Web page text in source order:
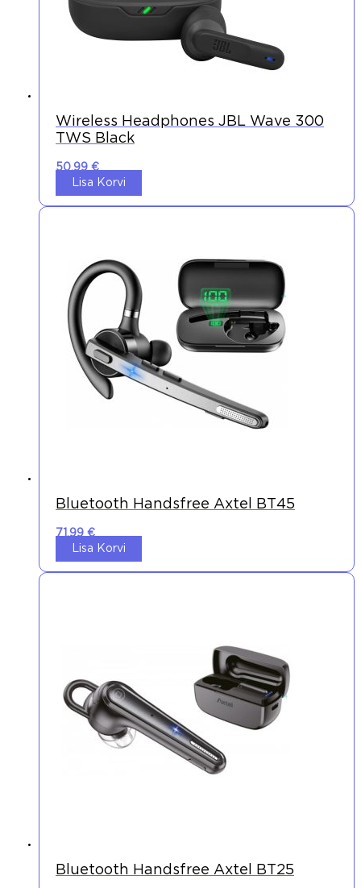
Wireless Headphones JBL Wave 300
TWS Black
50,99 €
Lisa Korvi
Bluetooth Handsfree Axtel BT45
71,99 €
Lisa Korvi
Bluetooth Handsfree Axtel BT25